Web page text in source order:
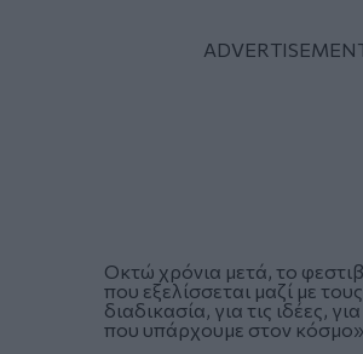
Οκτώ χρόνια μετά, το
που εξελίσσεται μαζί με
διαδικασία, για τις ιδέες,
που υπάρχουμε στον